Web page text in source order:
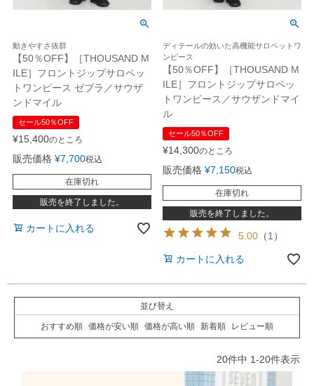
動きやすさ抜群
【50％OFF】［THOUSAND M
ILE］フロントジップサロペッ
トワンピース ゼブラ／サウザ
ンドマイル
セール50％OFF
¥15,400のところ
販売価格 ¥7,700税込
在庫切れ
販売を終了しました。
カートに入れる
ディテールの効いた高機能サロペットワ
ンピース
【50％OFF】［THOUSAND M
ILE］フロントジップサロペッ
トワンピース／サウザンドマイ
ル
セール50％OFF
¥14,300のところ
販売価格 ¥7,150税込
在庫切れ
販売を終了しました。
5.00 （1）
カートに入れる
並び替え
おすすめ順 価格が安い順 価格が高い順 新着順 レビュー順
20件中 1-20件表示